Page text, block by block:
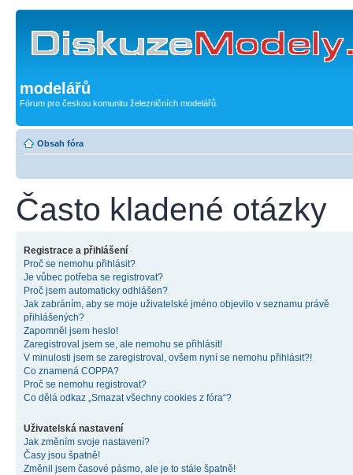
modelářů
Fórum pro českou komunitu železničních modelářů.
Obsah fóra
Často kladené otázky
Registrace a přihlášení
Proč se nemohu přihlásit?
Je vůbec potřeba se registrovat?
Proč jsem automaticky odhlášen?
Jak zabráním, aby se moje uživatelské jméno objevilo v seznamu právě
přihlášených?
Zapomněl jsem heslo!
Zaregistroval jsem se, ale nemohu se přihlásit!
V minulosti jsem se zaregistroval, ovšem nyní se nemohu přihlásit?!
Co znamená COPPA?
Proč se nemohu registrovat?
Co dělá odkaz „Smazat všechny cookies z fóra“?
Uživatelská nastavení
Jak změním svoje nastavení?
Časy jsou špatně!
Změnil jsem časové pásmo, ale je to stále špatně!